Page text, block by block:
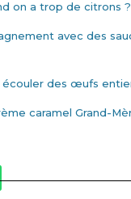
on a trop de citrons ?
avec des
des œufs
caramel Grand-